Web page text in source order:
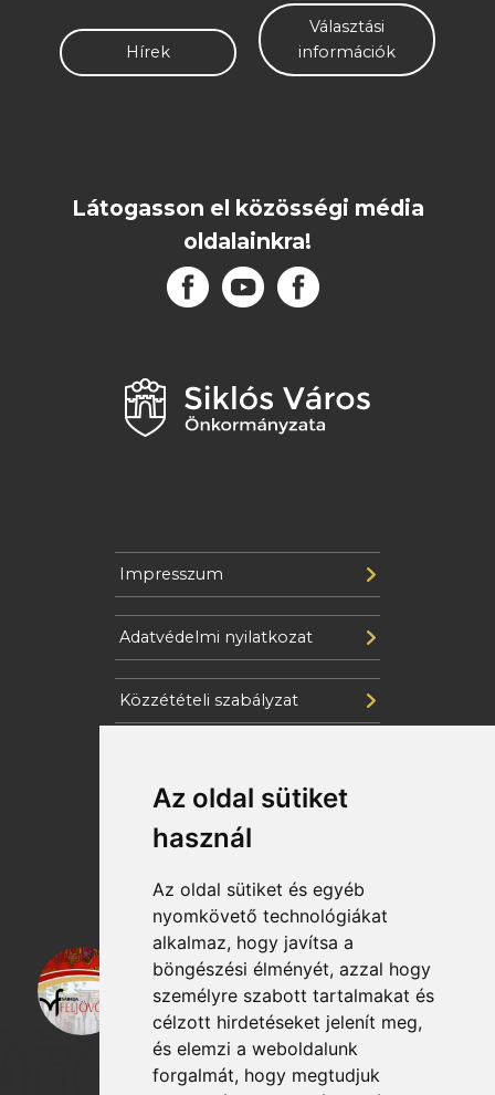
Az oldal sütiket
használ
Az oldal sütiket és egyéb
nyomkövető technológiákat
alkalmaz, hogy javítsa a
böngészési élményét, azzal hogy
személyre szabott tartalmakat és
célzott hirdetéseket jelenít meg,
és elemzi a weboldalunk
forgalmát, hogy megtudjuk
Hírek
Választási
információk
Látogasson el közösségi média
oldalainkra!
Impresszum
Adatvédelmi nyilatkozat
Közzétételi szabályzat
Katasztrófavédelem